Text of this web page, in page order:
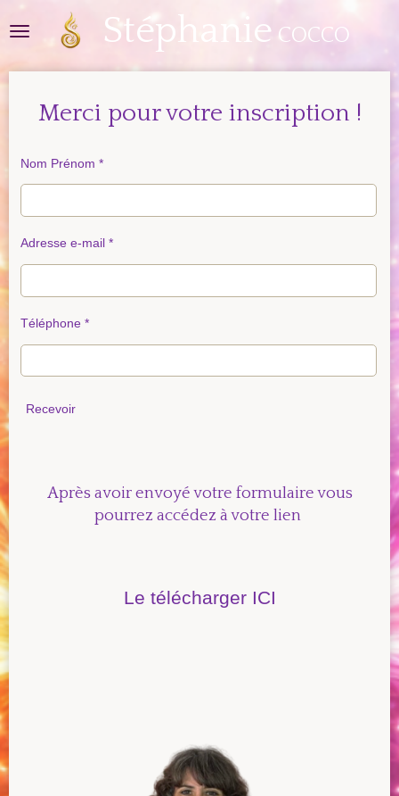
au
Stéphanie COCCO
Merci pour votre inscription !
Nom Prénom *
Adresse e-mail *
Téléphone *
Recevoir
Après avoir envoyé votre formulaire vous
pourrez accédez à votre lien
Le télécharger ICI